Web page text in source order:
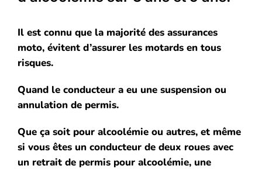
Il est connu que la majorité des assurances
moto, évitent d’assurer les motards en tous
risques.
Quand le conducteur a eu une suspension ou
annulation de permis.
Que ça soit pour alcoolémie ou autres, et même
si vous êtes un conducteur de deux roues avec
un retrait de permis pour alcoolémie, une